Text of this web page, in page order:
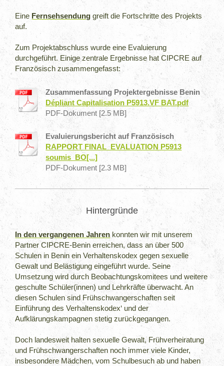
Eine Fernsehsendung greift die Fortschritte des Projekts
auf.
Zum Projektabschluss wurde eine Evaluierung
durchgeführt. Einige zentrale Ergebnisse hat CIPCRE auf
Französisch zusammengefasst:
Zusammenfassung Projektergebnisse Benin
Dépliant Capitalisation P5913.VF BAT.pdf
PDF-Dokument [2.5 MB]
Evaluierungsbericht auf Französisch
RAPPORT FINAL_EVALUATION P5913
soumis_BO[...]
PDF-Dokument [2.3 MB]
Hintergründe
In den vergangenen Jahren konnten wir mit unserem
Partner CIPCRE-Benin erreichen, dass an über 500
Schulen in Benin ein Verhaltenskodex gegen sexuelle
Gewalt und Belästigung eingeführt wurde. Seine
Umsetzung wird durch Beobachtungskomitees und weitere
geschulte Schüler(innen) und Lehrkräfte überwacht. An
diesen Schulen sind Frühschwangerschaften seit
Einführung des Verhaltenskodex‘ und der
Aufklärungskampagnen stetig zurückgegangen.
Doch landesweit halten sexuelle Gewalt, Frühverheiratung
und Frühschwangerschaften noch immer viele Kinder,
insbesondere Mädchen, vom Schulbesuch ab und haben